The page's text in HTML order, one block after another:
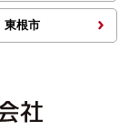
東根市